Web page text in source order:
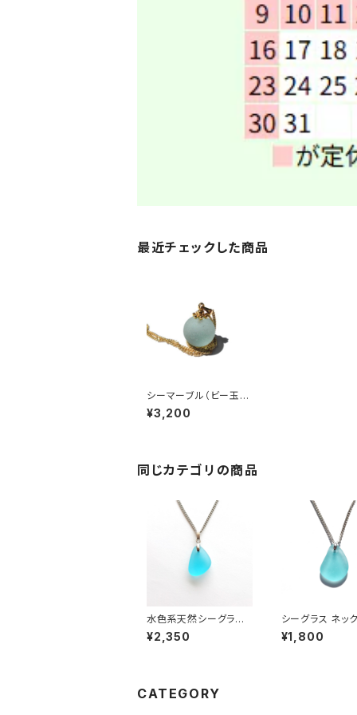
最近チェックした商品
シーマーブル（ビー玉シ
ーグラス）ネックレス B
N-69
¥3,200
同じカテゴリの商品
水色系天然シーグラス
ネックレス BN-95
¥2,350
シーグラス ネッ
（水色系） BN-91
¥1,800
CATEGORY